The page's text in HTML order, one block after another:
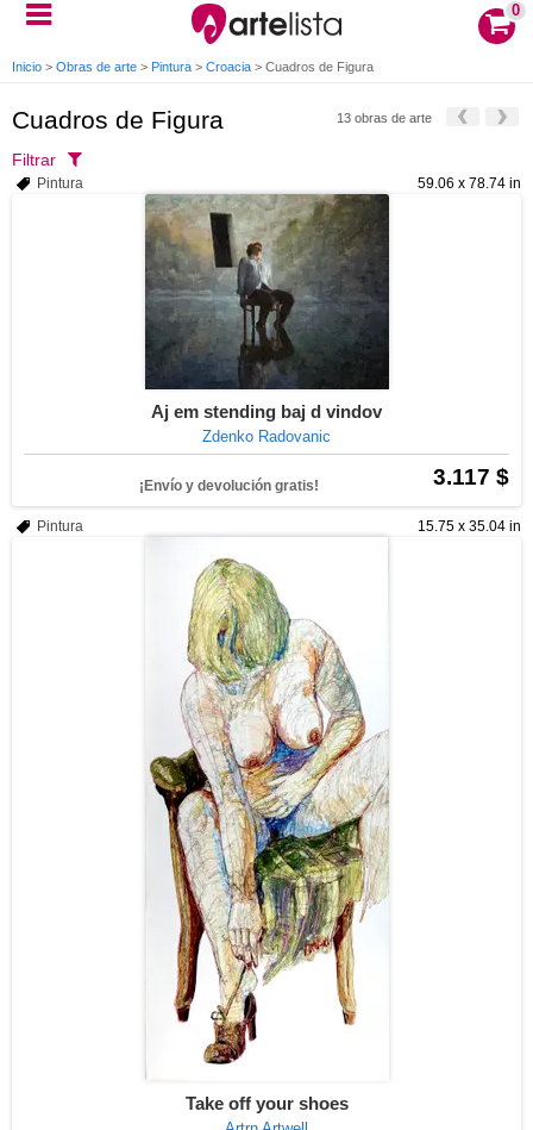
0
Inicio > Obras de arte > Pintura > Croacia > Cuadros de Figura
Cuadros de Figura 13 obras de arte
Filtrar
59.06 x 78.74 in
Pintura
Aj em stending baj d vindov
Zdenko Radovanic
3.117 $
¡Envío y devolución gratis!
15.75 x 35.04 in
Pintura
Take off your shoes